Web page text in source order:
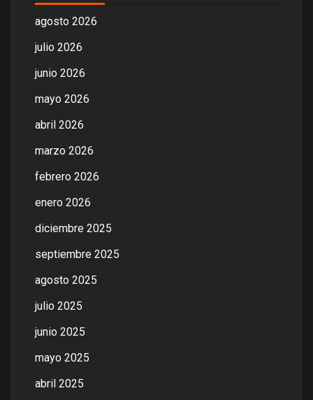
agosto 2026
julio 2026
junio 2026
mayo 2026
abril 2026
marzo 2026
febrero 2026
enero 2026
diciembre 2025
septiembre 2025
agosto 2025
julio 2025
junio 2025
mayo 2025
abril 2025